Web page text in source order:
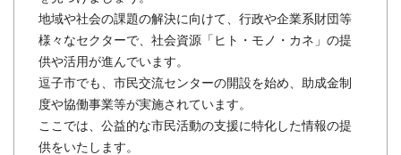
地域や社会の課題の解決に向けて、行政や企業系財団等
様々なセクターで、社会資源「ヒト・モノ・カネ」の提
供や活用が進んでいます。
逗子市でも、市民交流センターの開設を始め、助成金制
度や協働事業等が実施されています。
ここでは、公益的な市民活動の支援に特化した情報の提
供をいたします。